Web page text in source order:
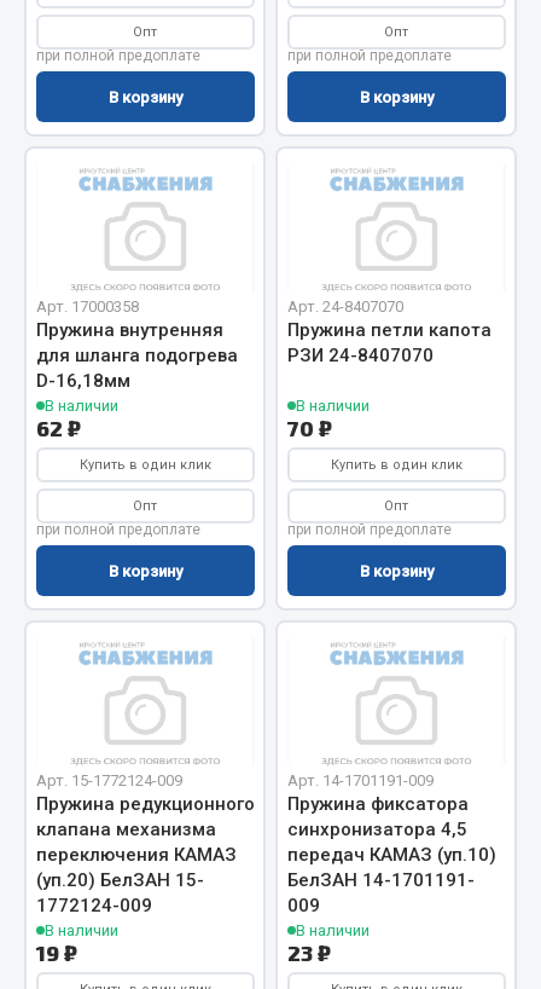
Автомобильная электрика
Автолампы
Блоки реле и предохранителей
Вилки нагрузочные
Выключатели и переключатели клавишные
Выключатели кнопочные
Выключатель массы
Изолента
Показать ещё
Весь раздел
Запчасти на полуприцепы
Амортизаторы для полуприцепов
Весь раздел
Запчасти КамАЗ
Двигатель
Система питания
Система выпуска газа
Система охлаждения
Сцепление
Коробка передач
Коробка передач ZF
Показать ещё
Опт
при полной предоплате
В корзину
Опт
при полной предоплате
В корзину
Арт. 17000358
Пружина внутренняя
для шланга подогрева
D-16,18мм
В наличии
62 ₽
Купить в один клик
Опт
при полной предоплате
В корзину
Арт. 24-8407070
Пружина петли капота
РЗИ 24-8407070
В наличии
70 ₽
Купить в один клик
Опт
при полной предоплате
В корзину
Арт. 15-1772124-009
Пружина редукционного
клапана механизма
переключения КАМАЗ
(уп.20) БелЗАН 15-
1772124-009
В наличии
19 ₽
Арт. 14-1701191-009
Пружина фиксатора
синхронизатора 4,5
передач КАМАЗ (уп.10)
БелЗАН 14-1701191-
009
В наличии
23 ₽